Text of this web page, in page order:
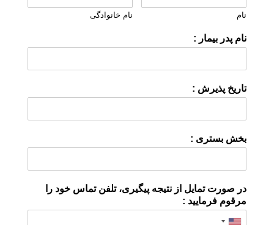
نام نام خانوادگی
نام پدر بیمار :
تاریخ پذیرش :
بخش بستری :
در صورت تمایل از نتیجه پیگیری، تلفن تماس خود را
مرقوم فرمایید :